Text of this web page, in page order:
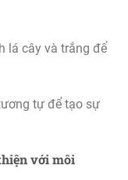
lá cây và trắng để
tự để tạo sự
với môi